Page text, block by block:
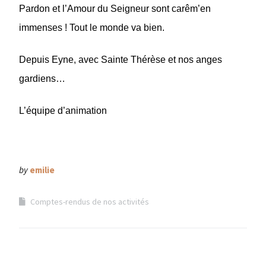
Pardon et l’Amour du Seigneur sont carêm’en
immenses ! Tout le monde va bien.
Depuis Eyne, avec Sainte Thérèse et nos anges
gardiens…
L’équipe d’animation
by emilie
Comptes-rendus de nos activités